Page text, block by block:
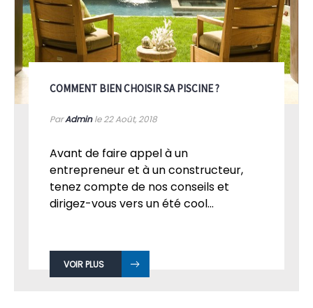
COMMENT BIEN CHOISIR SA PISCINE ?
ParAdminle 22Août, 2018
Avant de faire appel à un
entrepreneur et à un constructeur,
tenez compte de nos conseils et
dirigez-vous vers un été cool...
VOIR PLUS